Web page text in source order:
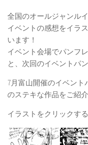
全国のオールジャンル
イベントの感想をイラ
います！
イベント会場でパンフ
と、次回のイベントパ
7月富山開催のイベン
のステキな作品をご紹介
イラストをクリックす